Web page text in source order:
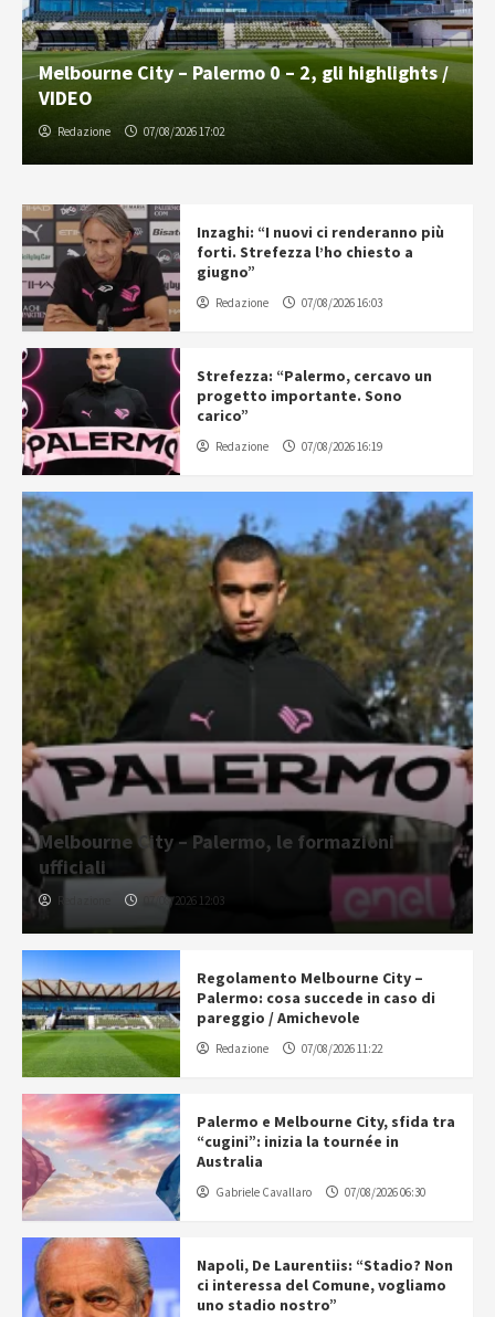
Melbourne City – Palermo 0 – 2, gli highlights /
VIDEO
Redazione 07/08/2026 17:02
Inzaghi: “I nuovi ci renderanno più
forti. Strefezza l’ho chiesto a
giugno”
Redazione 07/08/2026 16:03
Strefezza: “Palermo, cercavo un
progetto importante. Sono
carico”
Redazione 07/08/2026 16:19
Melbourne City – Palermo, le formazioni
ufficiali
07/08/2026 12:03
Regolamento Melbourne City –
Palermo: cosa succede in caso di
pareggio / Amichevole
Redazione 07/08/2026 11:22
Palermo e Melbourne City, sfida tra
“cugini”: inizia la tournée in
Australia
Gabriele Cavallaro 07/08/2026 06:30
Napoli, De Laurentiis: “Stadio? Non
ci interessa del Comune, vogliamo
uno stadio nostro”